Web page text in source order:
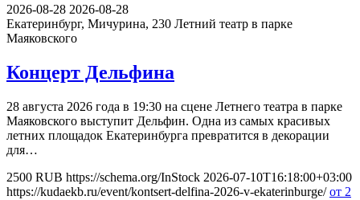
2026-08-28 2026-08-28
Екатеринбург, Мичурина, 230 Летний театр в парке
Маяковского
Концерт Дельфина
28 августа 2026 года в 19:30 на сцене Летнего театра в парке
Маяковского выступит Дельфин. Одна из самых красивых
летних площадок Екатеринбурга превратится в декорации
для…
2500 RUB https://schema.org/InStock 2026-07-10T16:18:00+03:00
https://kudaekb.ru/event/kontsert-delfina-2026-v-ekaterinburge/ от 2